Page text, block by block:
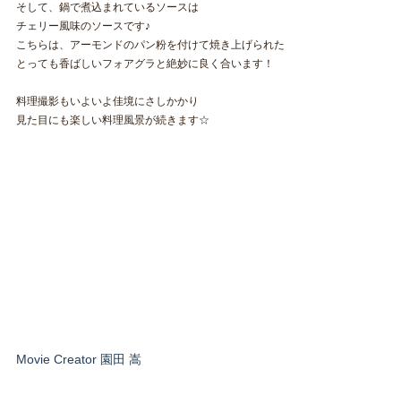
そして、鍋で煮込まれているソースは
チェリー風味のソースです♪
こちらは、アーモンドのパン粉を付けて焼き上げられた
とっても香ばしいフォアグラと絶妙に良く合います！
料理撮影もいよいよ佳境にさしかかり
見た目にも楽しい料理風景が続きます☆
Movie Creator 園田 嵩